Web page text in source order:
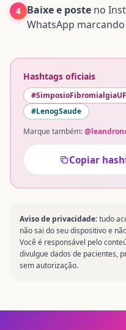
4 Baixe e poste no
WhatsApp
Hashtags oficiais
#LenogSaude
Marque também:
Copiar
Aviso de privacidade:tudo
não sai do seu dispositivo e
Você é responsável pelo
divulgue dados de pacientes,
sem autorização.